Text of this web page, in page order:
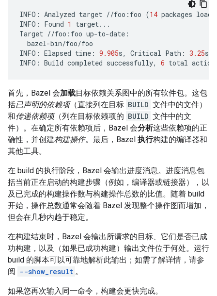
INFO : Analyzed target //foo : foo (14 packages
INFO : Found 1 target...
Target //foo : foo up-to-date :
bazel-bin/foo/foo
INFO : Elapsed time : 9.905s, Critical Path : 3.25s
INFO : Build completed successfully, 6 total
首先，Bazel 会加载目标依赖关系图中的所有软件包。这包
括已声明的依赖项（直接列在目标 BUILD 文件中的文件）
和传递依赖项（列在目标依赖项的 BUILD 文件中的文
件）。在确定所有依赖项后，Bazel 会分析这些依赖项的正
确性，并创建构建操作。最后，Bazel 执行构建的编译器和
其他工具。
在 build 的执行阶段，Bazel 会输出进度消息。进度消息包
括当前正在启动的构建步骤（例如，编译器或链接器），以
及已完成的构建操作数与构建操作总数的比值。随着 build
开始，操作总数通常会随着 Bazel 发现整个操作图而增加，
但会在几秒内趋于稳定。
在构建结束时，Bazel 会输出所请求的目标、它们是否已成
功构建，以及（如果已成功构建）输出文件位于何处。运行
build 的脚本可以可靠地解析此输出；如需了解详情，请参
阅 --show_result 。
如果您再次输入同一命令，构建会更快完成。